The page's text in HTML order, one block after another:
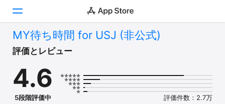
Today
ゲーム
アプリ
MY待ち時間 for USJ (非公式)
評価とレビュー
4.6
5段階評価中 評価件数：2.7万